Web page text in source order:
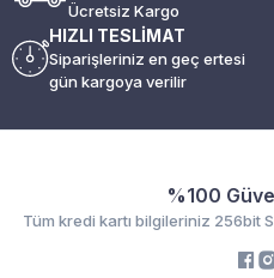
Ücretsiz Kargo
HIZLI TESLİMAT
Siparişleriniz en geç ertesi
gün kargoya verilir
%100
Tüm kredi kartı bilgileriniz 256bit